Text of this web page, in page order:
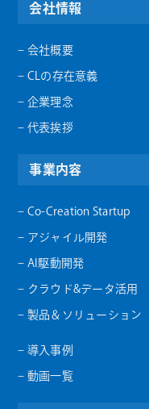
会社情報
– 会社概要
– CLの存在意義
– 企業理念
– 代表挨拶
事業内容
– Co-Creation Startup
– アジャイル開発
– AI駆動開発
– クラウド&データ活用
– 製品＆ソリューション
– 導入事例
– 動画一覧